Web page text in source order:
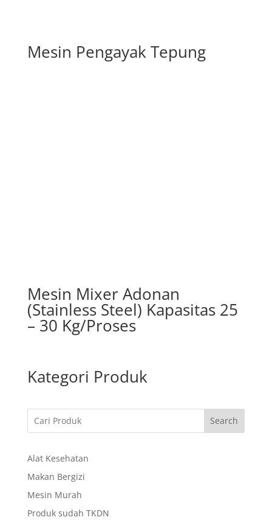
Mesin Pengayak Tepung
Mesin Mixer Adonan
(Stainless Steel) Kapasitas 25
– 30 Kg/Proses
Kategori Produk
Search
Alat Kesehatan
Makan Bergizi
Mesin Murah
Produk sudah TKDN